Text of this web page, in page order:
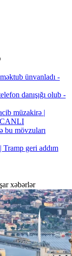
ünvanladı -
danışığı olub -
müzakirə |
CANLI
bu mövzuları
Tramp geri addım
xəbərlər